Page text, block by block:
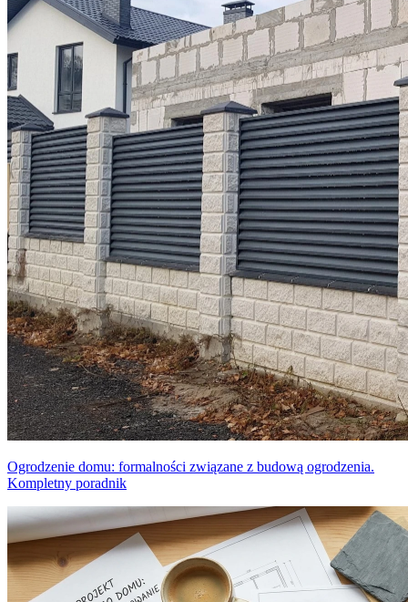
Ogrodzenie domu: formalności związane z budową ogrodzenia.
Kompletny poradnik